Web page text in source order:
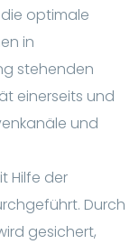
optimale
in
stehenden
einerseits und
und
Hilfe der
Durch
gesichert,